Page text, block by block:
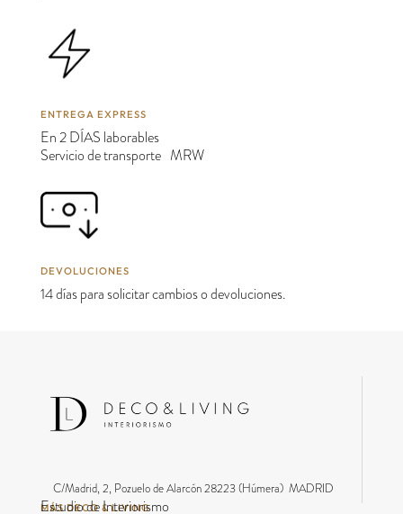
ENTREGA EXPRESS
En 2 DÍAS laborables
Servicio de transporte MRW
DEVOLUCIONES
14 días para solicitar cambios o devoluciones.
C/Madrid, 2, Pozuelo de Alarcón 28223 (Húmera) MADRID
MÁS DECO & LIVING
Estudio de Interiorismo